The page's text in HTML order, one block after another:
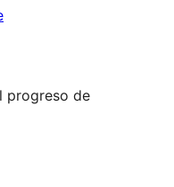
progreso de